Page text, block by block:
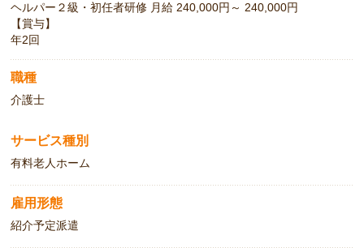
ヘルパー２級・初任者研修 月給 240,000円～ 240,000円
【賞与】
年2回
職種
介護士
サービス種別
有料老人ホーム
雇用形態
紹介予定派遣